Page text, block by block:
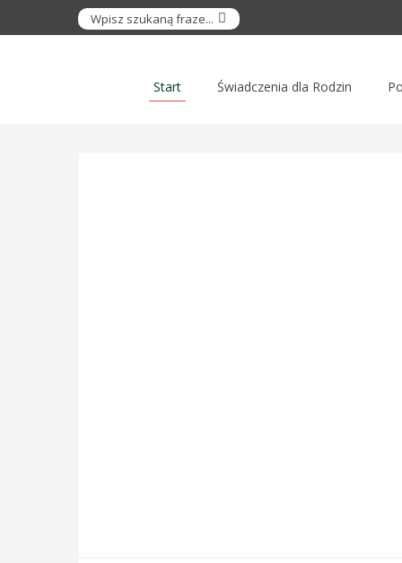
Start Świadczenia dla Rodzin